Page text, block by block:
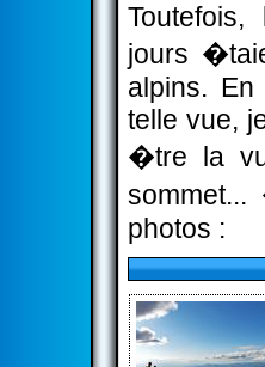
jours
alpins.
telle vue,
�tre la
photos :